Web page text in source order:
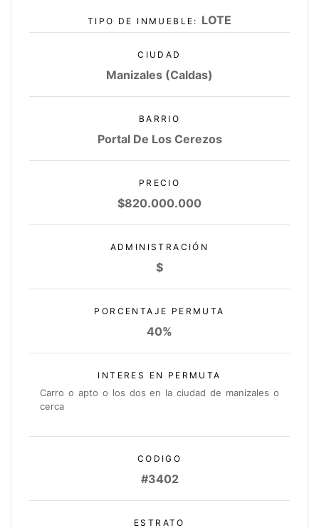
TIPO DE INMUEBLE: LOTE
CIUDAD
Manizales (Caldas)
BARRIO
Portal De Los Cerezos
PRECIO
$820.000.000
ADMINISTRACIÓN
$
PORCENTAJE PERMUTA
40%
INTERES EN PERMUTA
Carro o apto o los dos en la ciudad de manizales o
cerca
CODIGO
#3402
ESTRATO